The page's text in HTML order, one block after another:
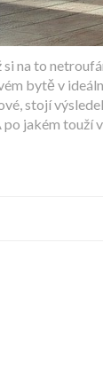
na to
bytě v
stojí
jakém touží